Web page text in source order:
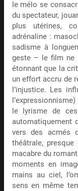
le mélo se
du spectateur,
plus utérines,
adrénaline :
sadisme à
geste – le film ne
étonnant que la
un effort accru de
l’injustice. Les
le lyrisme de
automatiquement
vers des acmés
théâtrale,
macabre du
moments en
mains au ciel,
sens en même